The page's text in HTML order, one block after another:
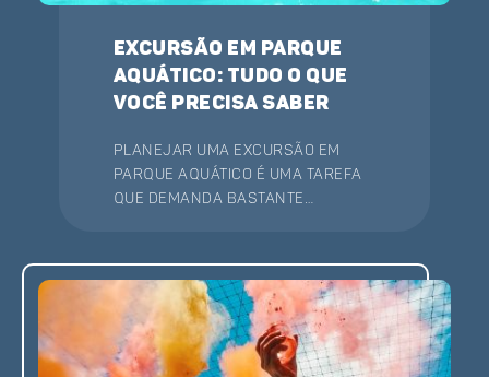
Excursão em parque
aquático: tudo o que
você precisa saber
Planejar uma excursão em
parque aquático é uma tarefa
que demanda bastante
dicas para você preparar a
sua viagem para conhecer a
Cascanéia, o melhor parque
aquático do Sul do Brasil.
Confira!